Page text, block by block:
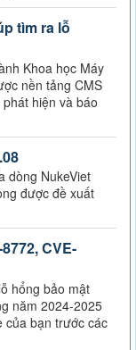
tìm ra lỗ
Khoa học Máy
nền tảng CMS
hiện và báo
dòng NukeViet
được đề xuất
CVE-
hổng bảo mật
năm 2024-2025
của bạn trước các